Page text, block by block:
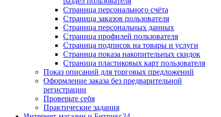
Страница персонального счёта
Страница заказов пользователя
Страница персональных данных
Страница профилей пользователя
Страница подписок на товары и услуги
Страница показа накопительных скидок
Страница пластиковых карт пользователя
Показ описаний для торговых предложений
Оформление заказа без предварительной
регистрации
Проверьте себя
Практические задания